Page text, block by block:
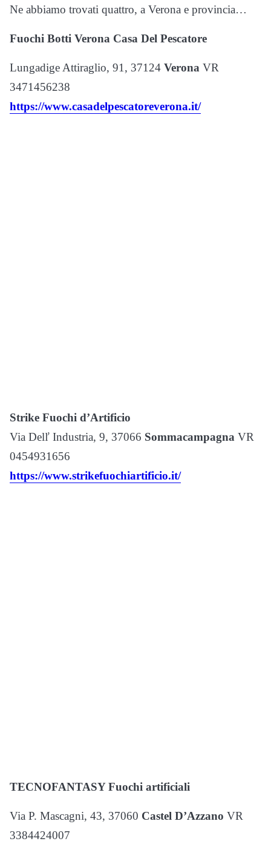
Ne abbiamo trovati quattro, a Verona e provincia…
Fuochi Botti Verona Casa Del Pescatore
Lungadige Attiraglio, 91, 37124 Verona VR
3471456238
https://www.casadelpescatoreverona.it/
Strike Fuochi d’Artificio
Via Delľ Industria, 9, 37066 Sommacampagna VR
0454931656
https://www.strikefuochiartificio.it/
TECNOFANTASY Fuochi artificiali
Via P. Mascagni, 43, 37060 Castel D’Azzano VR
3384424007